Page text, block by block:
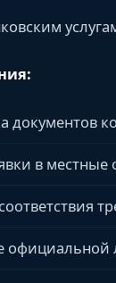
документов
в местные
официальной